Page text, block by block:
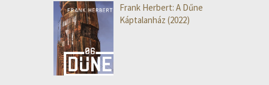
Frank Herbert: A Dűne
Káptalanház (2022)